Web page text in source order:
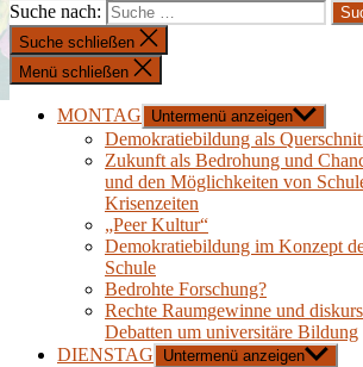
Suche nach:
Suche schließen
Menü schließen
MONTAG Untermenü anzeigen
Demokratiebildung als
Zukunft als Bedrohung und
und den Möglichkeiten von
Krisenzeiten
„Peer Kultur“
Demokratiebildung im Konzept
Schule
Bedrohte Forschung?
Rechte Raumgewinne und
Debatten um universitäre Bildung
DIENSTAG
Untermenü anzeigen